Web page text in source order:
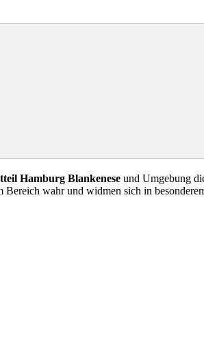
Hamburg Blankenese und Umgebung
wahr und widmen sich in